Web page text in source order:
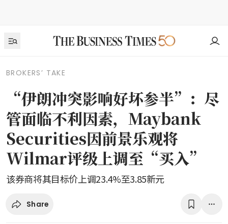
BROKERS’ TAKE
“伊朗冲突影响好坏参半”：尽
管面临不利因素，Maybank
Securities因前景乐观将
Wilmar评级上调至“买入”
该券商将其目标价上调23.4%至3.85新元
Share